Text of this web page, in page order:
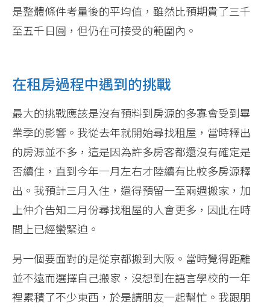
是整體條件考量後的平均值，雖然比預期貴了三千
至五千日圓，但仍在可接受的範圍內。
在租房過程中遇到的挑戰
最大的挑戰應該是沒有預料到房源的多寡會受到畢
業季的影響。我從去年就開始尋找租屋，當時釋出
的房源並不多，這是因為許多房客都還沒有確定是
否續住，直到今年一月左右才陸續有比較多房源釋
出。我預計三月入住，還得預留一至兩週搬家，加
上仲介告知二月份尋找租屋的人會更多，因此在時
間上已經蠻緊迫。
另一個要面對的是從京都搬到大阪。當時覺得距離
並不遠而選擇自己搬家，沒想到在語言學校的一年
裡累積了不少東西，於是請朋友一起幫忙。我跟朋